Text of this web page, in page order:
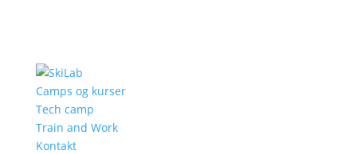
Camps og kurser
Tech camp
Train and Work
Kontakt